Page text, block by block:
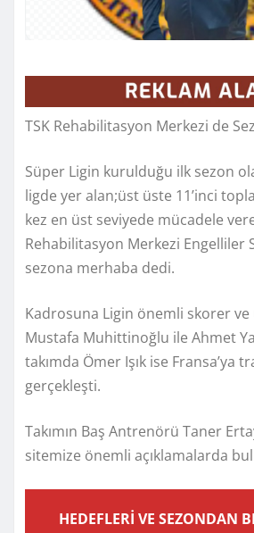
TSK Rehabilitasyon Merkezi de
Süper Ligin kurulduğu ilk sezon
ligde yer alan;üst üste 11’inci
kez en üst seviyede mücadele
Rehabilitasyon Merkezi Engelliler
sezona merhaba dedi.
Kadrosuna Ligin önemli skorer ve
Mustafa Muhittinoğlu ile Ahmet
takımda Ömer Işık ise Fransa’ya
gerçekleşti.
Takımın Baş Antrenörü Taner
sitemize önemli açıklamalarda
HEDEFLERİ VE SEZONDAN